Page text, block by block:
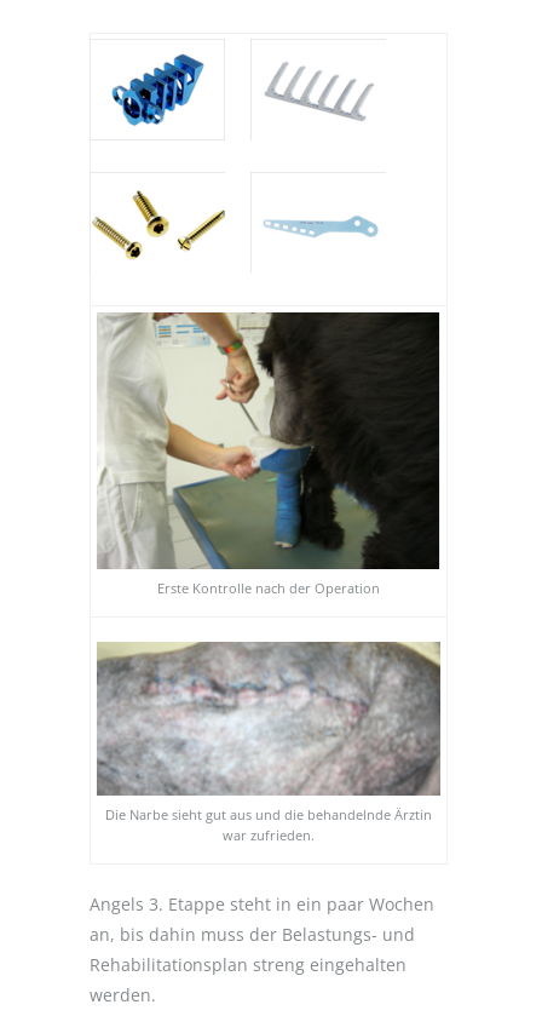
Erste Kontrolle nach der Operation
Die Narbe sieht gut aus und die behandelnde Ärztin
war zufrieden.
Angels 3. Etappe steht in ein paar Wochen
an, bis dahin muss der Belastungs- und
Rehabilitationsplan streng eingehalten
werden.